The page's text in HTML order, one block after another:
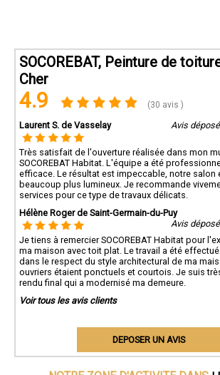
SOCOREBAT, Peinture de
Cher
4.9 (30 avis )
Laurent S. de Vasselay Avis
Très satisfait de l'ouverture réalisée dans mon
SOCOREBAT Habitat. L'équipe a été
efficace. Le résultat est impeccable, notre salon
beaucoup plus lumineux. Je recommande
services pour ce type de travaux délicats.
Hélène Roger de Saint-Germain-du-Puy
Avis
Je tiens à remercier SOCOREBAT Habitat pour
ma maison avec toit plat. Le travail a été
dans le respect du style architectural de ma
ouvriers étaient ponctuels et courtois. Je suis
rendu final qui a modernisé ma demeure.
Voir tous les avis clients
DEPOSER UN AVIS